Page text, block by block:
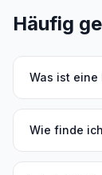
Häufig
Was ist eine
Wie finde